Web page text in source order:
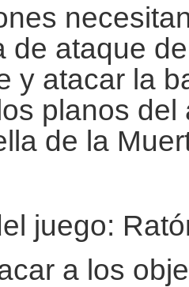
de ataque
y atacar la
planos
de la
juego:
a los